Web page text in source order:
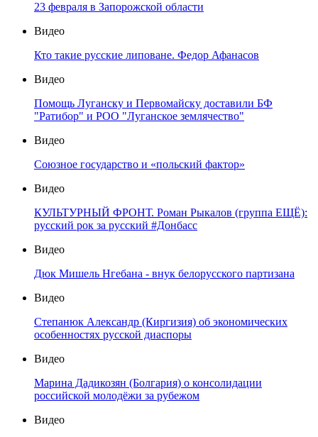
23 февраля в Запорожской области
Видео
Кто такие русские липоване. Федор Афанасов
Видео
Помощь Луганску и Первомайску доставили БФ
"Ратибор" и РОО "Луганское землячество"
Видео
Союзное государство и «польский фактор»
Видео
КУЛЬТУРНЫЙ ФРОНТ. Роман Рыкалов (группа ЕЩЁ):
русский рок за русский #Донбасс
Видео
Дюк Мишель Нгебана - внук белорусского партизана
Видео
Степанюк Александр (Киргизия) об экономических
особенностях русской диаспоры
Видео
Марина Дадикозян (Болгария) о консолидации
российской молодёжи за рубежом
Видео